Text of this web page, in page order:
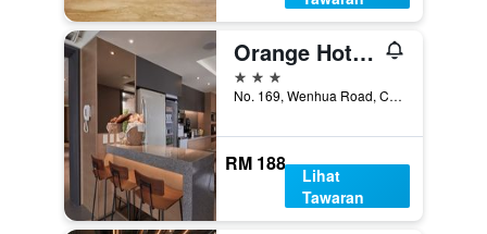
Orange Hotel - Wenhua
3 bintang
No. 169, Wenhua Road, Chiayi City, Taiwan
RM 188
Lihat
Tawaran